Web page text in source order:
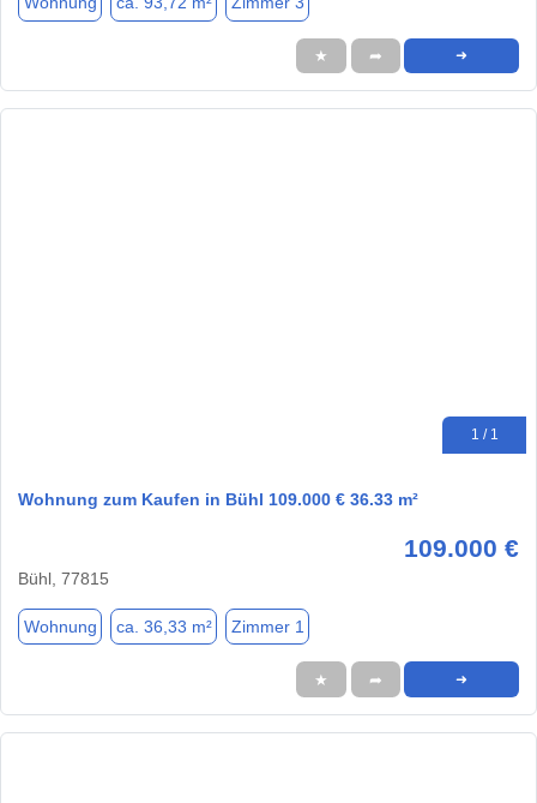
★ ➦ ➜
1 / 1
Wohnung zum Kaufen in Bühl 109.000 € 36.33 m²
109.000 €
Bühl, 77815
Wohnung ca. 36,33 m² Zimmer 1
★ ➦ ➜